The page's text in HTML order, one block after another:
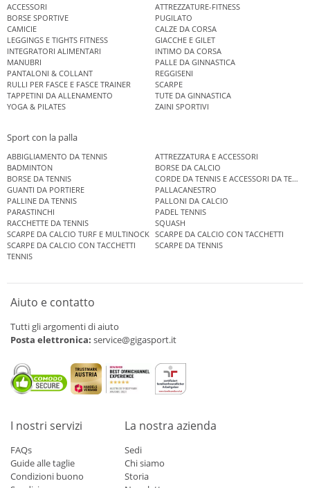
ACCESSORI
ATTREZZATURE-FITNESS
BORSE SPORTIVE
PUGILATO
CAMICIE
CALZE DA CORSA
LEGGINGS E TIGHTS FITNESS
GIACCHE E GILET
INTEGRATORI ALIMENTARI
INTIMO DA CORSA
MANUBRI
PALLE DA GINNASTICA
PANTALONI & COLLANT
REGGISENI
RULLI PER FASCE E FASCE TRAINER
SCARPE
TAPPETINI DA ALLENAMENTO
TUTE DA GINNASTICA
YOGA & PILATES
ZAINI SPORTIVI
Sport con la palla
ABBIGLIAMENTO DA TENNIS
ATTREZZATURA E ACCESSORI
BADMINTON
BORSE DA CALCIO
BORSE DA TENNIS
CORDE DA TENNIS E ACCESSORI DA TENNIS
GUANTI DA PORTIERE
PALLACANESTRO
PALLINE DA TENNIS
PALLONI DA CALCIO
PARASTINCHI
PADEL TENNIS
RACCHETTE DA TENNIS
SQUASH
SCARPE DA CALCIO TURF E MULTINOCK SCARPE DA CALCIO CON TACCHETTI
SCARPE DA CALCIO CON TACCHETTI
SCARPE DA TENNIS
TENNIS
Aiuto e contatto
Tutti gli argomenti di aiuto
Posta elettronica: service@gigasport.it
I nostri servizi
FAQs
Guide alle taglie
Condizioni buono
La nostra azienda
Sedi
Chi siamo
Storia